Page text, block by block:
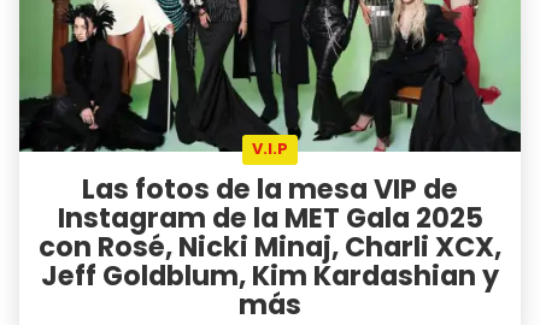
V.I.P
Las fotos de la mesa VIP de
Instagram de la MET Gala 2025
con Rosé, Nicki Minaj, Charli XCX,
Jeff Goldblum, Kim Kardashian y
más